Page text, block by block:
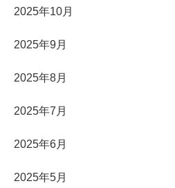
2025年10月
2025年9月
2025年8月
2025年7月
2025年6月
2025年5月